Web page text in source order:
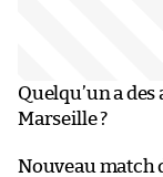
Quelqu’un a
Marseille ?
Nouveau match